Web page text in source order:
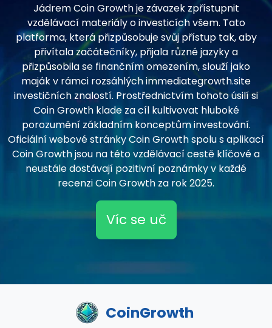
Jádrem Coin Growth je závazek zpřístupnit
vzdělávací materiály o investicích všem. Tato
platforma, která přizpůsobuje svůj přístup tak, aby
přivítala začátečníky, přijala různé jazyky a
přizpůsobila se finančním omezením, slouží jako
maják v rámci rozsáhlých immediategrowth.site
investičních znalostí. Prostřednictvím tohoto úsilí si
Coin Growth klade za cíl kultivovat hluboké
porozumění základním konceptům investování.
Oficiální webové stránky Coin Growth spolu s aplikací
Coin Growth jsou na této vzdělávací cestě klíčové a
neustále dostávají pozitivní poznámky v každé
recenzi Coin Growth za rok 2025.
Víc se uč
CoinGrowth